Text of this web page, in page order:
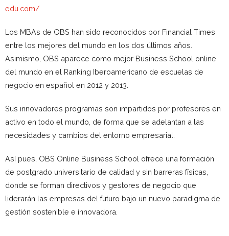
edu.com/
Los MBAs de OBS han sido reconocidos por Financial Times
entre los mejores del mundo en los dos últimos años.
Asimismo, OBS aparece como mejor Business School online
del mundo en el Ranking Iberoamericano de escuelas de
negocio en español en 2012 y 2013.
Sus innovadores programas son impartidos por profesores en
activo en todo el mundo, de forma que se adelantan a las
necesidades y cambios del entorno empresarial.
Así pues, OBS Online Business School ofrece una formación
de postgrado universitario de calidad y sin barreras físicas,
donde se forman directivos y gestores de negocio que
liderarán las empresas del futuro bajo un nuevo paradigma de
gestión sostenible e innovadora.